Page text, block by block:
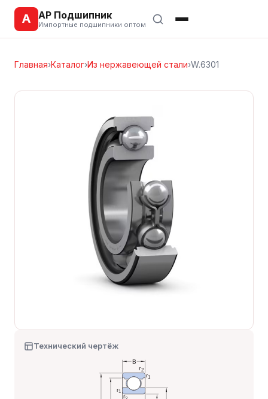
А АР Подшипник
Импортные подшипники оптом
Главная›Каталог›Из нержавеющей стали›W.6301
Технический чертёж